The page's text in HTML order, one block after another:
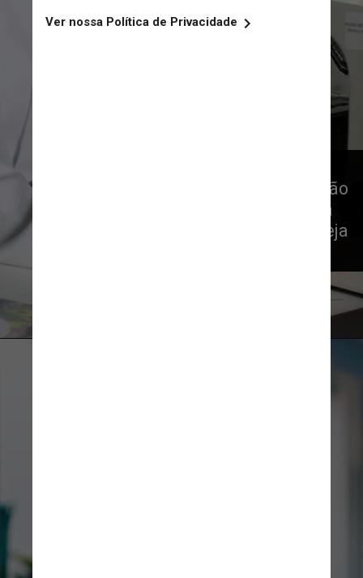
neurodegenerativa ainda não são
totalmente esclarecidas pela
ciência, mas acredita-se que seja